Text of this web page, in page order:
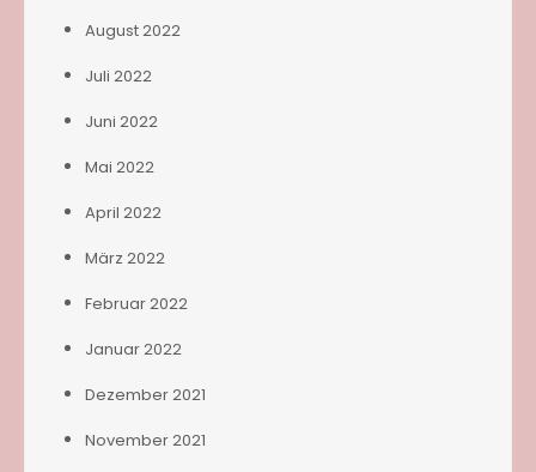
August 2022
Juli 2022
Juni 2022
Mai 2022
April 2022
März 2022
Februar 2022
Januar 2022
Dezember 2021
November 2021